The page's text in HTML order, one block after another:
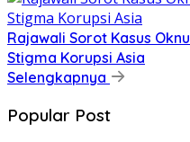
Rajawali Sorot Kasus
Stigma Korupsi Asia
Selengkapnya
Popular Post